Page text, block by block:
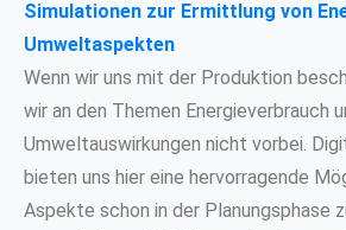
Simulationen zur Ermittlung von
Umweltaspekten
Wenn wir uns mit der Produktion
wir an den Themen Energieverbrauch
Umweltauswirkungen nicht vorbei.
bieten uns hier eine hervorragende
Aspekte schon in der Planungsphase